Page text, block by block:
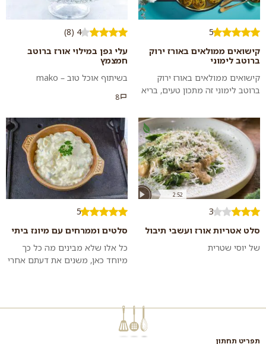
5
קישואים ממולאים באורז ירוק
ברוטב לימוני
קישואים ממולאים באורז ירוק
ברוטב לימוני זה מתכון טעים, בריא
מושלם לא...
4 (8)
עלי גפן במילוי אורז ברוטב
חמצמץ
בשיתוף אוכל טוב – mako
8
2:52
3
סלט אטריות אורז ועשבי תיבול
של יוסי שטרית
5
סלטים וממרחים עם מיונז ביתי
כל אלו שלא מבינים מה כל כך
מיוחד כאן, משנים את דעתם אחרי
תפריט תחתון